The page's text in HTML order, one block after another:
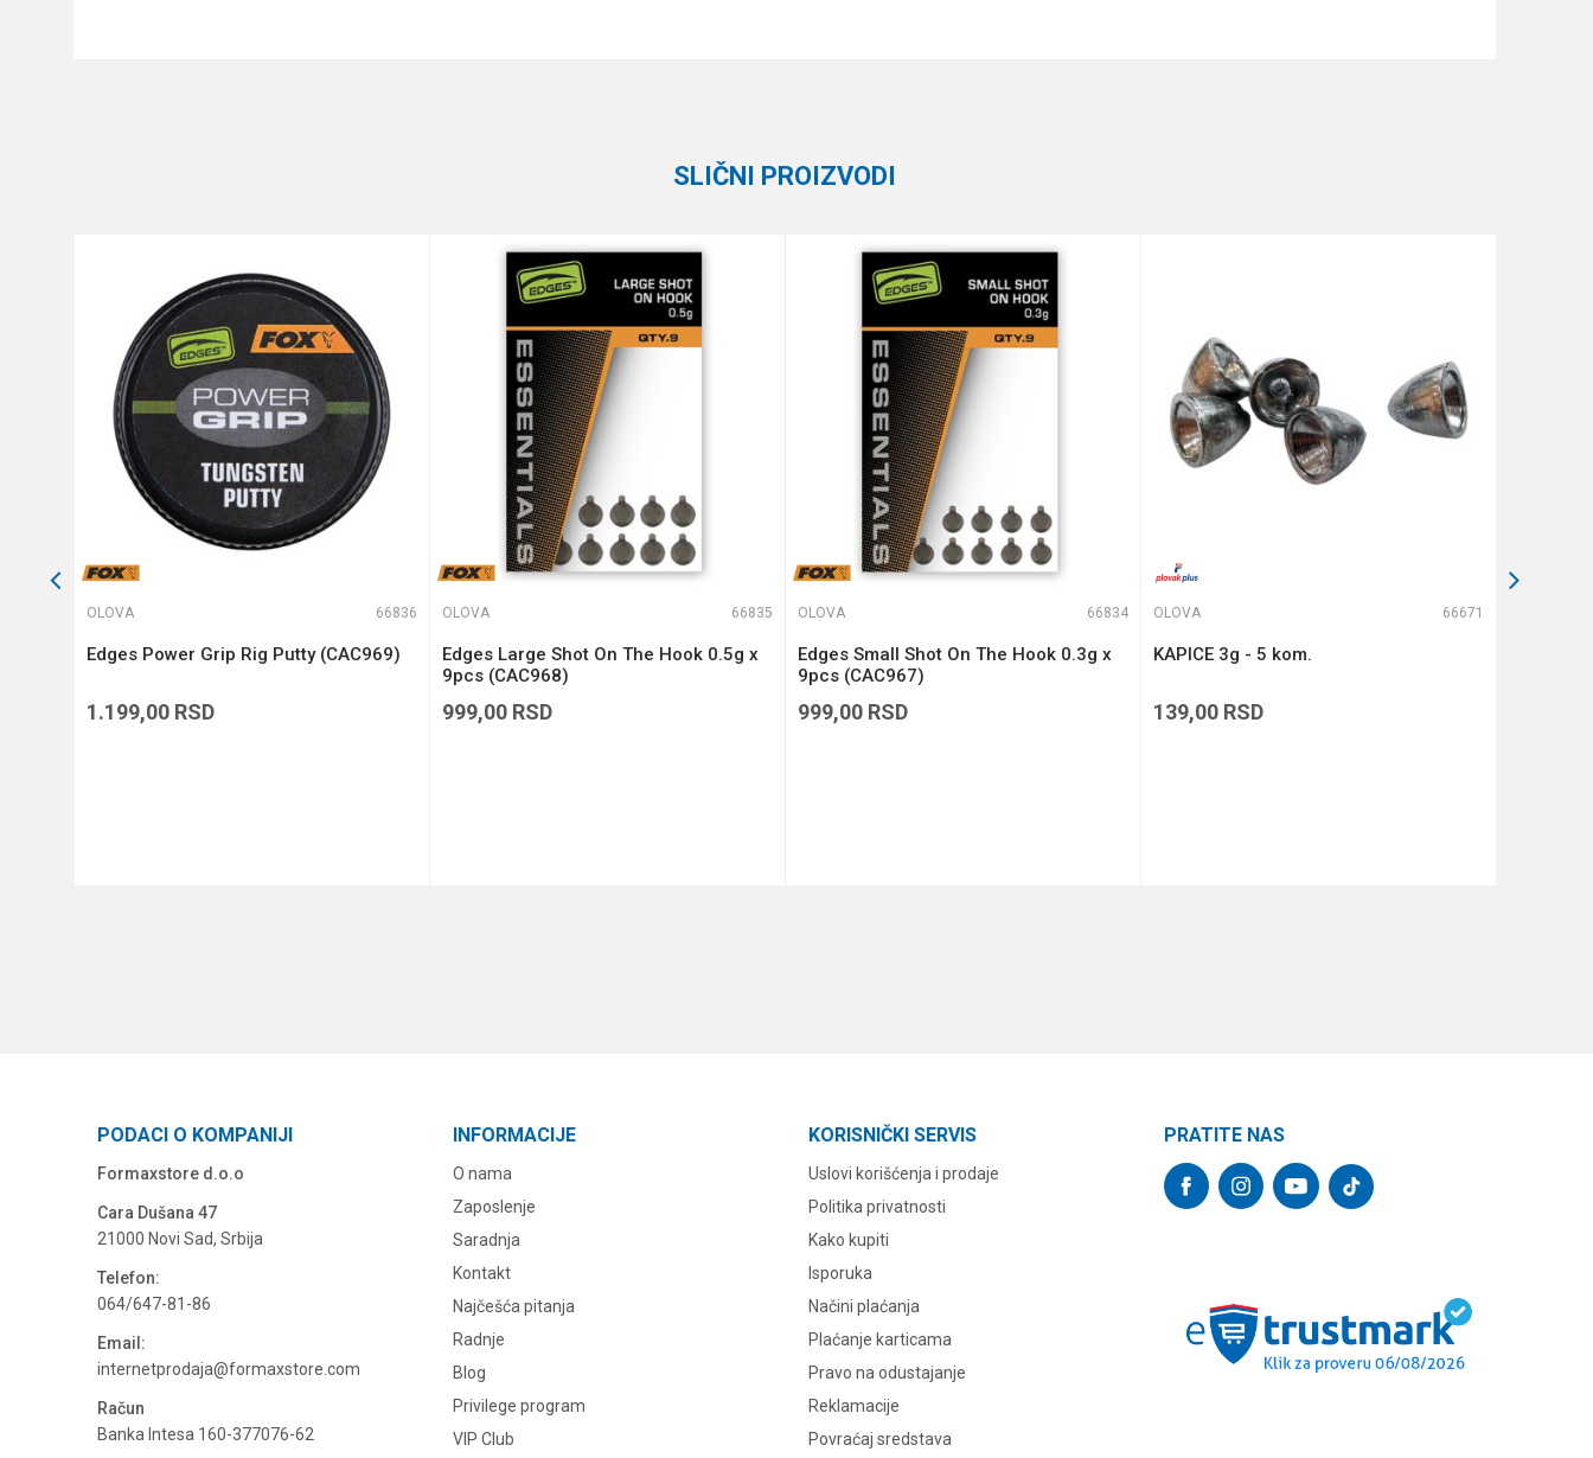
Anti-spam zaštita - izračunajte koliko je 2 + 3 :
POŠALJI
SLIČNI PROIZVODI
OLOVA 66836
Edges Power Grip Rig Putty (CAC969)
1.199,00 RSD
OLOVA 66835
Edges Large Shot On The Hook 0.5g x
9pcs (CAC968)
999,00 RSD
OLOVA 66834
Edges Small Shot On The Hook 0.3g x
9pcs (CAC967)
999,00 RSD
OLOVA 66671
KAPICE 3g - 5 kom.
139,00 RSD
PODACI O KOMPANIJI
Formaxstore d.o.o
Cara Dušana 47
21000 Novi Sad, Srbija
Telefon:
064/647-81-86
Email:
internetprodaja@formaxstore.com
Račun
Banka Intesa 160-377076-62
INFORMACIJE
O nama
Zaposlenje
Saradnja
Kontakt
Najčešća pitanja
Radnje
Blog
Privilege program
VIP Club
KORISNIČKI SERVIS
Uslovi korišćenja i prodaje
Politika privatnosti
Kako kupiti
Isporuka
Načini plaćanja
Plaćanje karticama
Pravo na odustajanje
Reklamacije
Povraćaj sredstava
PRATITE NAS